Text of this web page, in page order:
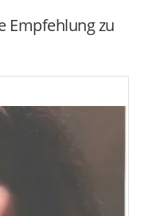
Empfehlung zu